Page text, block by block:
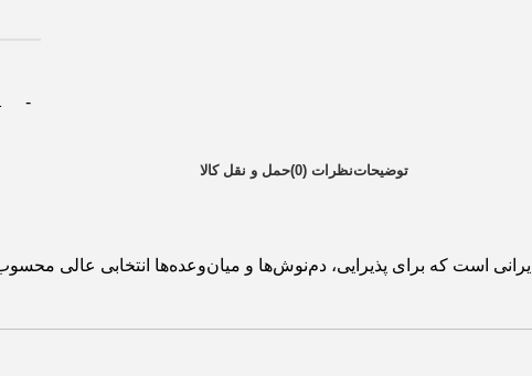
توضیحاتنظرات (0) حمل و نقل کالا
است که برای پذیرایی، دم‌نوش‌ها و میان‌وعده‌ها انتخابی عالی